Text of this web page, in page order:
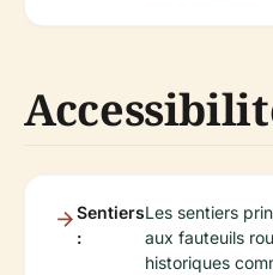
Sentiers
:
Les sentiers
aux fauteuils
historiques